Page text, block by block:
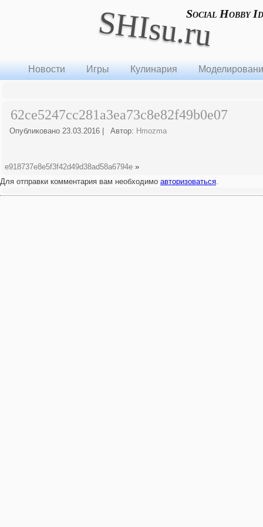
SHIsu.ruSocial Hobby
Новости Игры Кулинария
62ce5247cc281a3ea73c8e82f49b0e07
Опубликовано 23.03.2016 Автор: Hmozma
e918737e8e5f3f42d49d38ad58a6794e »
Для отправки комментария вам необходимо авторизоваться.